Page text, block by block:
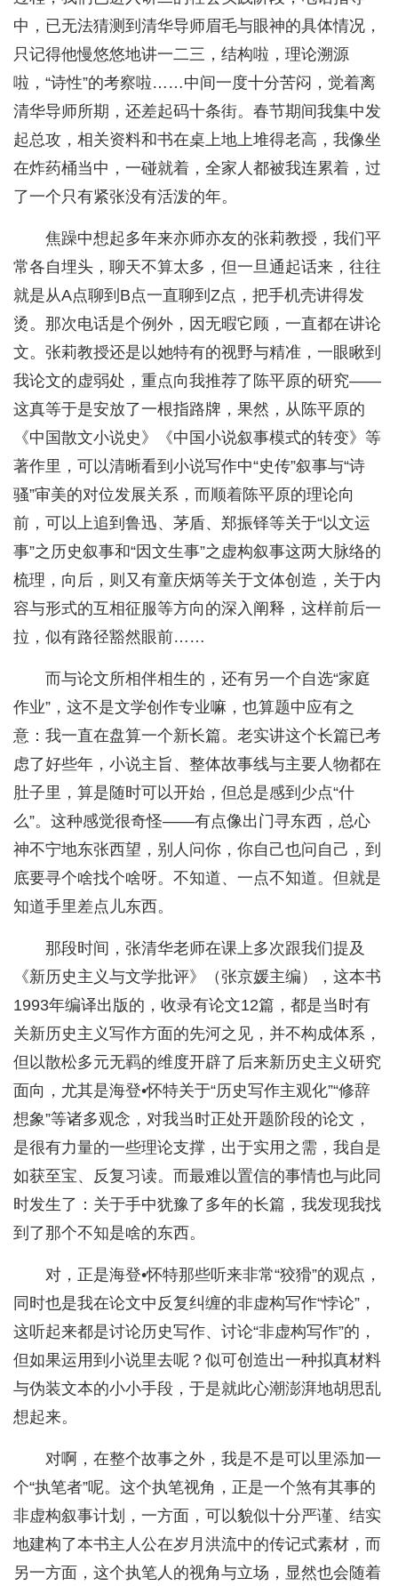
中，已无法猜测到清华导师眉毛与眼神的具体情况，
只记得他慢悠悠地讲一二三，结构啦，理论溯源
啦，“诗性”的考察啦……中间一度十分苦闷，觉着离
清华导师所期，还差起码十条街。春节期间我集中发
起总攻，相关资料和书在桌上地上堆得老高，我像坐
在炸药桶当中，一碰就着，全家人都被我连累着，过
了一个只有紧张没有活泼的年。
焦躁中想起多年来亦师亦友的张莉教授，我们平
常各自埋头，聊天不算太多，但一旦通起话来，往往
就是从A点聊到B点一直聊到Z点，把手机壳讲得发
烫。那次电话是个例外，因无暇它顾，一直都在讲论
文。张莉教授还是以她特有的视野与精准，一眼瞅到
我论文的虚弱处，重点向我推荐了陈平原的研究——
这真等于是安放了一根指路牌，果然，从陈平原的
《中国散文小说史》《中国小说叙事模式的转变》等
著作里，可以清晰看到小说写作中“史传”叙事与“诗
骚”审美的对位发展关系，而顺着陈平原的理论向
前，可以上追到鲁迅、茅盾、郑振铎等关于“以文运
事”之历史叙事和“因文生事”之虚构叙事这两大脉络的
梳理，向后，则又有童庆炳等关于文体创造，关于内
容与形式的互相征服等方向的深入阐释，这样前后一
拉，似有路径豁然眼前……
而与论文所相伴相生的，还有另一个自选“家庭
作业”，这不是文学创作专业嘛，也算题中应有之
意：我一直在盘算一个新长篇。老实讲这个长篇已考
虑了好些年，小说主旨、整体故事线与主要人物都在
肚子里，算是随时可以开始，但总是感到少点“什
么”。这种感觉很奇怪——有点像出门寻东西，总心
神不宁地东张西望，别人问你，你自己也问自己，到
底要寻个啥找个啥呀。不知道、一点不知道。但就是
知道手里差点儿东西。
那段时间，张清华老师在课上多次跟我们提及
《新历史主义与文学批评》（张京媛主编），这本书
1993年编译出版的，收录有论文12篇，都是当时有
关新历史主义写作方面的先河之见，并不构成体系，
但以散松多元无羁的维度开辟了后来新历史主义研究
面向，尤其是海登•怀特关于“历史写作主观化”“修辞
想象”等诸多观念，对我当时正处开题阶段的论文，
是很有力量的一些理论支撑，出于实用之需，我自是
如获至宝、反复习读。而最难以置信的事情也与此同
时发生了：关于手中犹豫了多年的长篇，我发现我找
到了那个不知是啥的东西。
对，正是海登•怀特那些听来非常“狡猾”的观点，
同时也是我在论文中反复纠缠的非虚构写作“悖论”，
这听起来都是讨论历史写作、讨论“非虚构写作”的，
但如果运用到小说里去呢？似可创造出一种拟真材料
与伪装文本的小小手段，于是就此心潮澎湃地胡思乱
想起来。
对啊，在整个故事之外，我是不是可以里添加一
个“执笔者”呢。这个执笔视角，正是一个煞有其事的
非虚构叙事计划，一方面，可以貌似十分严谨、结实
地建构了本书主人公在岁月洪流中的传记式素材，而
另一方面，这个执笔人的视角与立场，显然也会随着